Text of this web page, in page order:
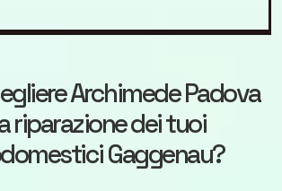
Archimede Padova
riparazione dei tuoi
Gaggenau?